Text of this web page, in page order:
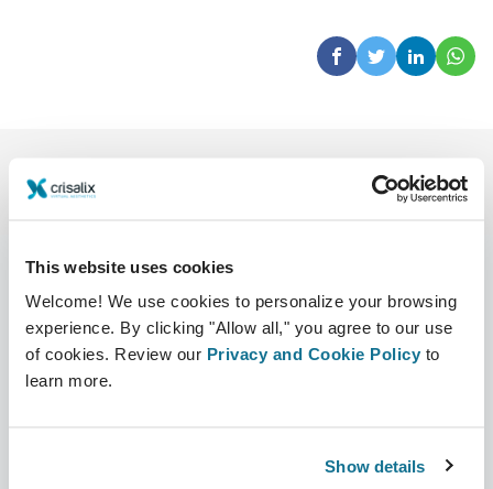
This website uses cookies
Welcome! We use cookies to personalize your browsing
experience. By clicking "Allow all," you agree to our use
of cookies. Review our Privacy and Cookie Policy to
learn more.
Show details
会社
CRISALIXについて
外科医
外科医ホーム
サブスクリプションプラン